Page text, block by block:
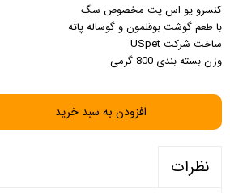
کنسرو یو اس پت مخصوص سگ
با طعم گوشت بوقلمون و گوساله پاته
ساخت شرکت USpet
وزن بسته بندی 800 گرمی
افزودن به سبد خرید
نظرات